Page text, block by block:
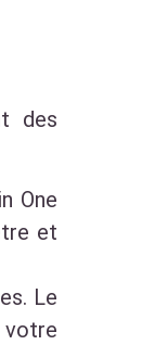
des
One
et
Le
votre